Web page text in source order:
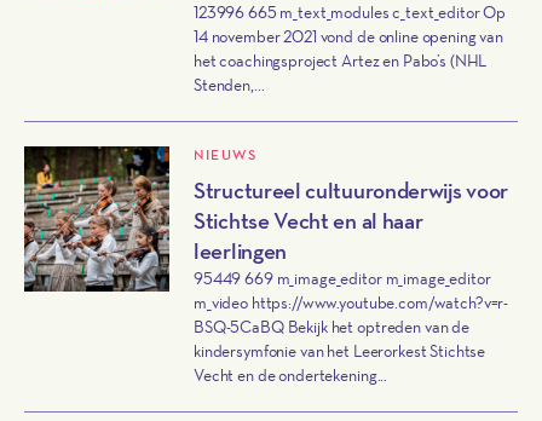
123996 665 m_text_modules c_text_editor Op
14 november 2021 vond de online opening van
het coachingsproject Artez en Pabo’s (NHL
Stenden,...
NIEUWS
Structureel cultuuronderwijs voor
Stichtse Vecht en al haar
leerlingen
95449 669 m_image_editor m_image_editor
m_video https://www.youtube.com/watch?v=r-
BSQ-5CaBQ Bekijk het optreden van de
kindersymfonie van het Leerorkest Stichtse
Vecht en de ondertekening...